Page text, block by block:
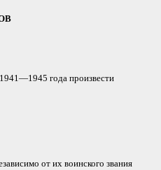
года произвести
от их воинского звания